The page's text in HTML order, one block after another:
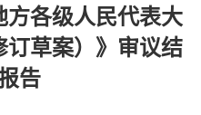
方各级人民代表大
订草案）》审议结
告